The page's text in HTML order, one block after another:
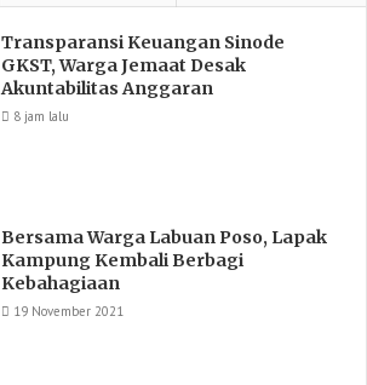
Transparansi Keuangan Sinode
GKST, Warga Jemaat Desak
Akuntabilitas Anggaran
8 jam lalu
Bersama Warga Labuan Poso, Lapak
Kampung Kembali Berbagi
Kebahagiaan
19 November 2021